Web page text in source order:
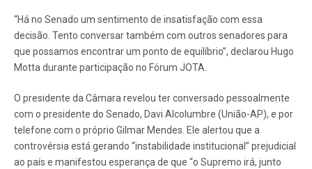
“Há no Senado um sentimento de insatisfação com essa
decisão. Tento conversar também com outros senadores para
que possamos encontrar um ponto de equilíbrio”, declarou Hugo
Motta durante participação no Fórum JOTA.
O presidente da Câmara revelou ter conversado pessoalmente
com o presidente do Senado, Davi Alcolumbre (União-AP), e por
telefone com o próprio Gilmar Mendes. Ele alertou que a
controvérsia está gerando “instabilidade institucional” prejudicial
ao país e manifestou esperança de que “o Supremo irá, junto